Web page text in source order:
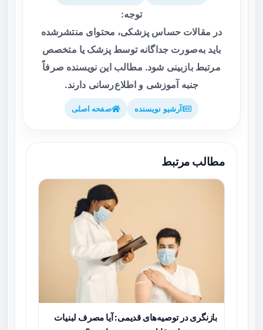
توجه:
در مقالات حساس پزشکی، محتوای منتشرشده
باید به‌صورت جداگانه توسط پزشک یا متخصص
مرتبط بازبینی شود. مطالب این نویسنده صرفاً
جنبه آموزشی و اطلاع‌رسانی دارند.
آرشیو نویسنده صفحه اصلی
مطالب مرتبط
بازنگری در توصیه‌های قدیمی: آیا مصرف لبنیات